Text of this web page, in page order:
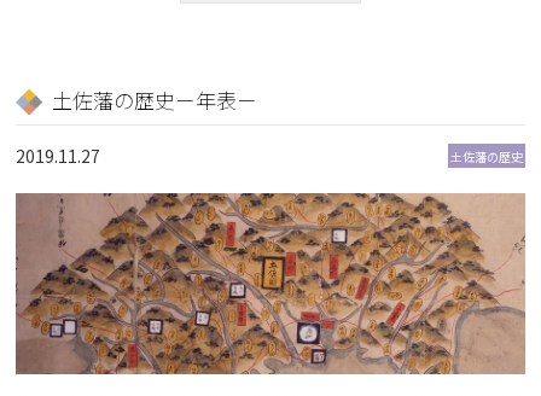
土佐藩の歴史－年表－
2019.11.27 土佐藩の歴史